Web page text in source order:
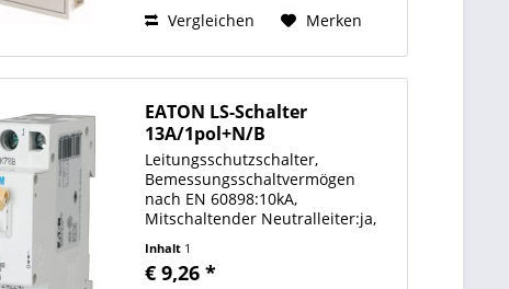
Vergleichen Merken
EATON LS-Schalter
13A/1pol+N/B
Leitungsschutzschalter,
Bemessungsschaltvermögen
nach EN 60898:10kA,
Mitschaltender Neutralleiter:ja,
Baubreite:26,3mm, Baugröße
(nach DIN 43880):1,5, Polzahl:1+N,
Inhalt 1
€ 9,26 *